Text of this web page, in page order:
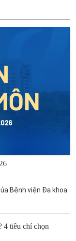
Bệnh viện Đa khoa
4 tiêu chí chọn